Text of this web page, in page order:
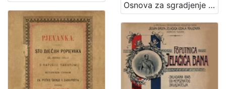
Osnova za sgradjenje pješačke vojarne u Zagrebu = Entwurf für die in Agram zu erbauende Infanterie-Kasernen / izradjena po Franji Gruberu, Dragutinu Völckneru